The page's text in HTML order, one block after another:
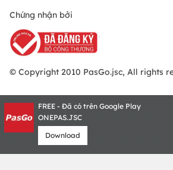
Chứng nhận bởi
© Copyright 2010 PasGo.jsc, All rights
FREE - Đã có trên Google Play
ONEPAS.JSC
Download